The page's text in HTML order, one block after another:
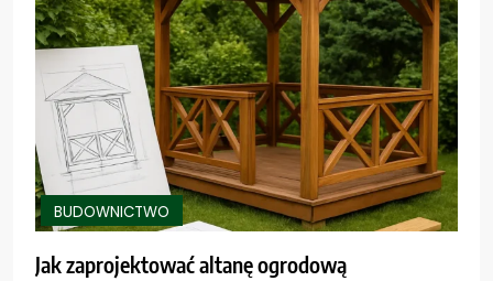
BUDOWNICTWO
Jak zaprojektować altanę ogrodową